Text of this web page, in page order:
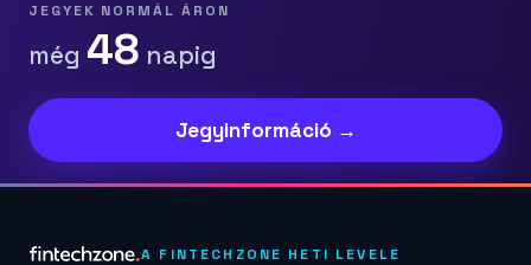
JEGYEK NORMÁL ÁRON
még 48 napig
Jegyinformáció →
A FINTECHZONE HETI LEVELE